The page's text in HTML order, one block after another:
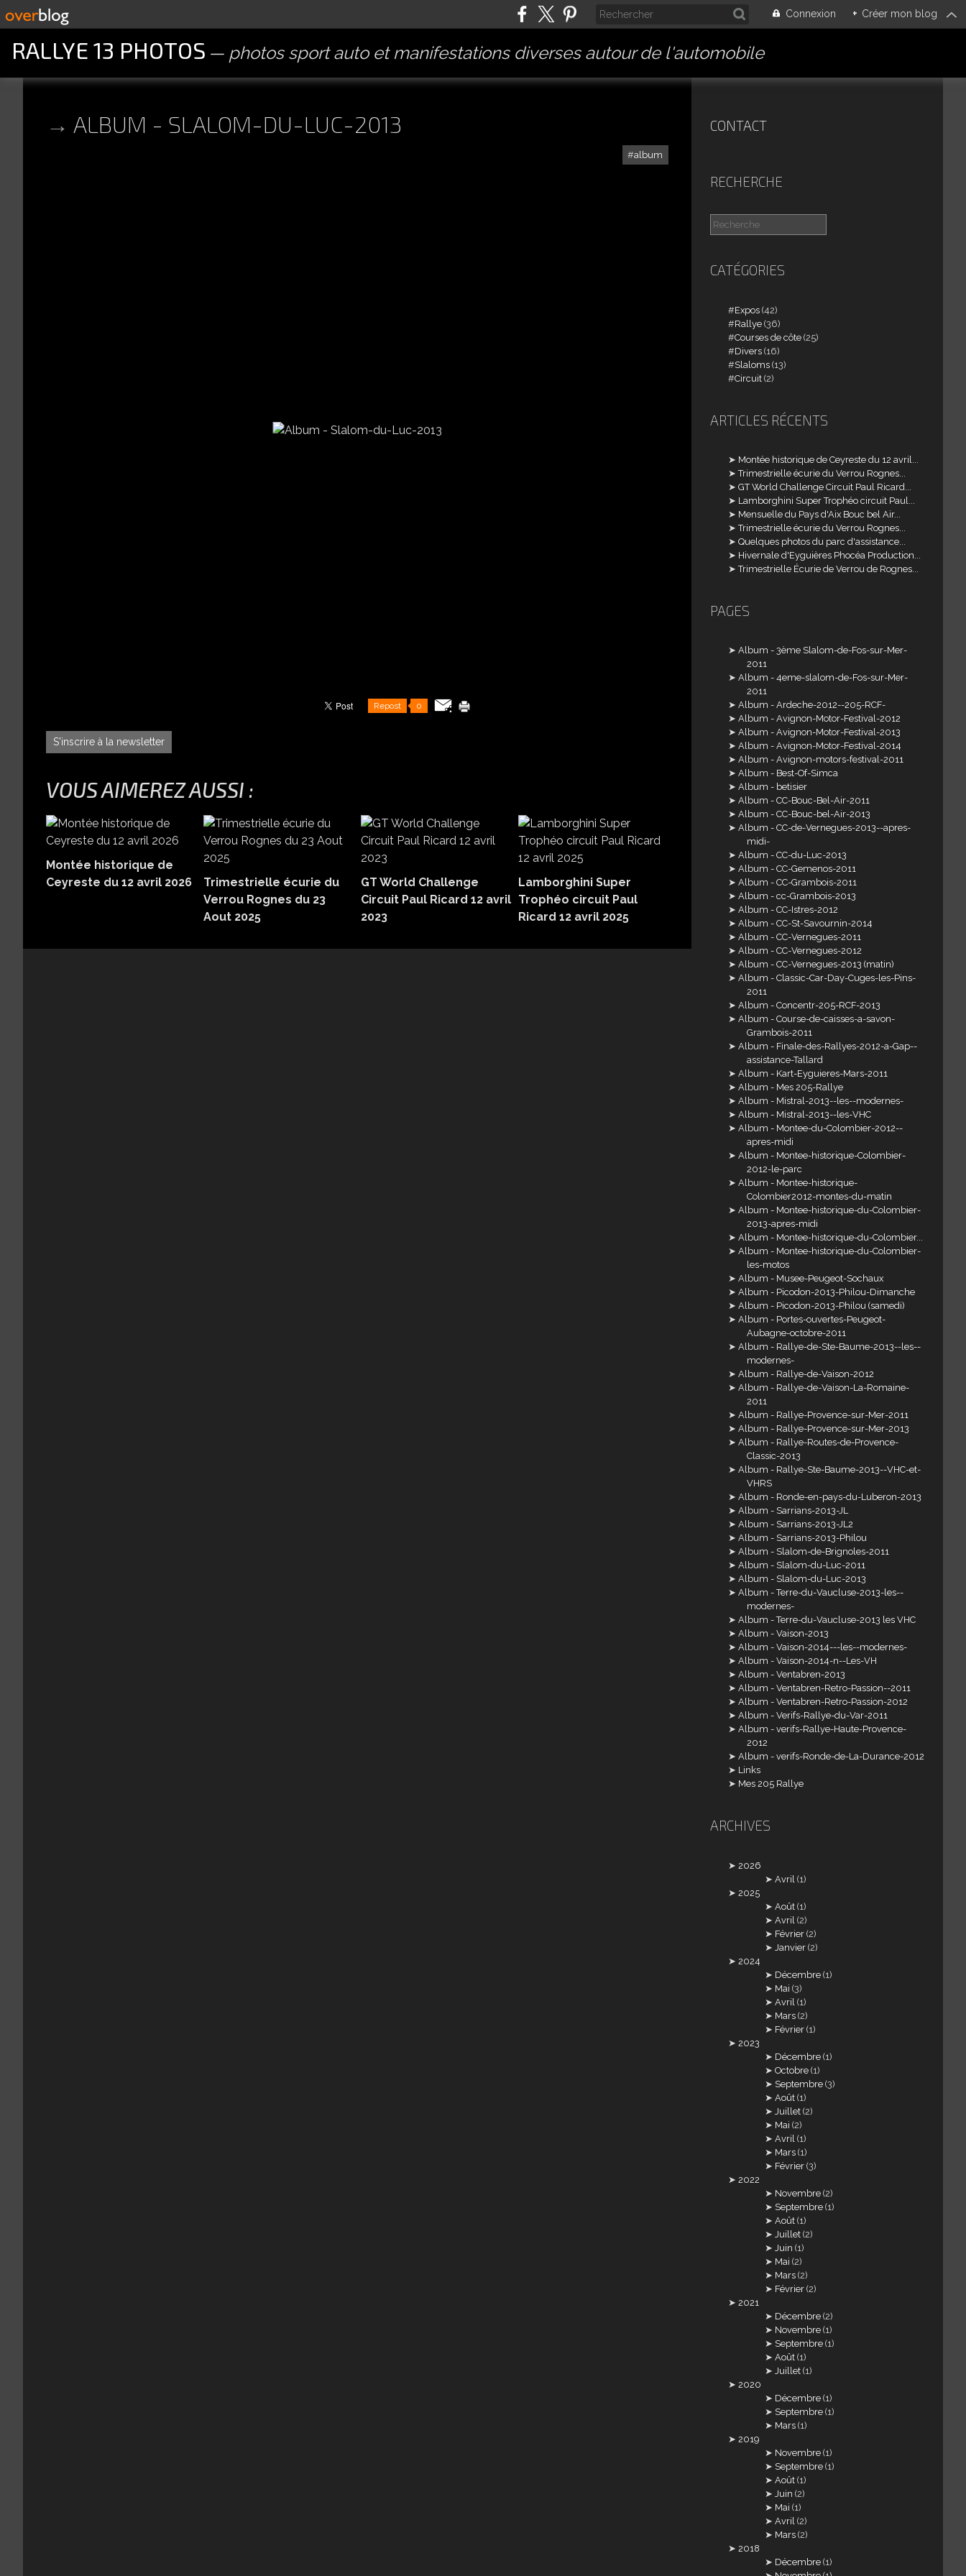
Connexion + Créer mon blog
RALLYE 13 PHOTOS photos sport auto et manifestations diverses autour de l'automobile
ALBUM - SLALOM-DU-LUC-2013
album
Repost 0
S'inscrire à la newsletter
VOUS AIMEREZ AUSSI :
Montée historique de
Ceyreste du 12 avril 2026
Trimestrielle écurie du
Verrou Rognes du 23
Aout 2025
GT World Challenge
Circuit Paul Ricard 12 avril
2023
Lamborghini Super
Trophéo circuit Paul
Ricard 12 avril 2025
CONTACT
RECHERCHE
CATÉGORIES
Expos (42)
Rallye (36)
Courses de côte (25)
Divers (16)
Slaloms (13)
Circuit (2)
ARTICLES RÉCENTS
Montée historique de Ceyreste du 12 avril...
Trimestrielle écurie du Verrou Rognes...
GT World Challenge Circuit Paul Ricard...
Lamborghini Super Trophéo circuit Paul...
Mensuelle du Pays d'Aix Bouc bel Air...
Trimestrielle écurie du Verrou Rognes...
Quelques photos du parc d'assistance...
Hivernale d'Eyguières Phocéa Production...
Trimestrielle Écurie de Verrou de Rognes...
PAGES
Album - 3ème Slalom-de-Fos-sur-Mer-
2011
Album - 4eme-slalom-de-Fos-sur-Mer-
2011
Album - Ardeche-2012--205-RCF-
Album - Avignon-Motor-Festival-2012
Album - Avignon-Motor-Festival-2013
Album - Avignon-Motor-Festival-2014
Album - Avignon-motors-festival-2011
Album - Best-Of-Simca
Album - betisier
Album - CC-Bouc-Bel-Air-2011
Album - CC-Bouc-bel-Air-2013
Album - CC-de-Vernegues-2013--apres-
midi-
Album - CC-du-Luc-2013
Album - CC-Gemenos-2011
Album - CC-Grambois-2011
Album - cc-Grambois-2013
Album - CC-Istres-2012
Album - CC-St-Savournin-2014
Album - CC-Vernegues-2011
Album - CC-Vernegues-2012
Album - CC-Vernegues-2013 (matin)
Album - Classic-Car-Day-Cuges-les-Pins-
2011
Album - Concentr-205-RCF-2013
Album - Course-de-caisses-a-savon-
Grambois-2011
Album - Finale-des-Rallyes-2012-a-Gap--
assistance-Tallard
Album - Kart-Eyguieres-Mars-2011
Album - Mes 205-Rallye
Album - Mistral-2013--les--modernes-
Album - Mistral-2013--les-VHC
Album - Montee-du-Colombier-2012--
apres-midi
Album - Montee-historique-Colombier-
2012-le-parc
Album - Montee-historique-
Colombier2012-montes-du-matin
Album - Montee-historique-du-Colombier-
2013-apres-midi
Album - Montee-historique-du-Colombier...
Album - Montee-historique-du-Colombier-
les-motos
Album - Musee-Peugeot-Sochaux
Album - Picodon-2013-Philou-Dimanche
Album - Picodon-2013-Philou (samedi)
Album - Portes-ouvertes-Peugeot-
Aubagne-octobre-2011
Album - Rallye-de-Ste-Baume-2013--les--
modernes-
Album - Rallye-de-Vaison-2012
Album - Rallye-de-Vaison-La-Romaine-
2011
Album - Rallye-Provence-sur-Mer-2011
Album - Rallye-Provence-sur-Mer-2013
Album - Rallye-Routes-de-Provence-
Classic-2013
Album - Rallye-Ste-Baume-2013--VHC-et-
VHRS
Album - Ronde-en-pays-du-Luberon-2013
Album - Sarrians-2013-JL
Album - Sarrians-2013-JL2
Album - Sarrians-2013-Philou
Album - Slalom-de-Brignoles-2011
Album - Slalom-du-Luc-2011
Album - Slalom-du-Luc-2013
Album - Terre-du-Vaucluse-2013-les--
modernes-
Album - Terre-du-Vaucluse-2013 les VHC
Album - Vaison-2013
Album - Vaison-2014---les--modernes-
Album - Vaison-2014-n--Les-VH
Album - Ventabren-2013
Album - Ventabren-Retro-Passion--2011
Album - Ventabren-Retro-Passion-2012
Album - Verifs-Rallye-du-Var-2011
Album - verifs-Rallye-Haute-Provence-
2012
Album - verifs-Ronde-de-La-Durance-2012
Links
Mes 205 Rallye
ARCHIVES
2026
Avril (1)
2025
Août (1)
Avril (2)
Février (2)
Janvier (2)
2024
Décembre (1)
Mai (3)
Avril (1)
Mars (2)
Février (1)
2023
Décembre (1)
Octobre (1)
Septembre (3)
Août (1)
Juillet (2)
Mai (2)
Avril (1)
Mars (1)
Février (3)
2022
Novembre (2)
Septembre (1)
Août (1)
Juillet (2)
Juin (1)
Mai (2)
Mars (2)
Février (2)
2021
Décembre (2)
Novembre (1)
Septembre (1)
Août (1)
Juillet (1)
2020
Décembre (1)
Septembre (1)
Mars (1)
2019
Novembre (1)
Septembre (1)
Août (1)
Juin (2)
Mai (1)
Avril (2)
Mars (2)
2018
Décembre (1)